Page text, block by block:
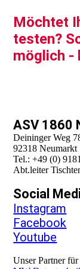
Möchtet
testen?
möglich -
ASV 1860
Deininger Weg
92318 Neumarkt
Tel.: +49 (0)
Abt.leiter
Social
Instagram
Facebook
Youtube
Unser Partner